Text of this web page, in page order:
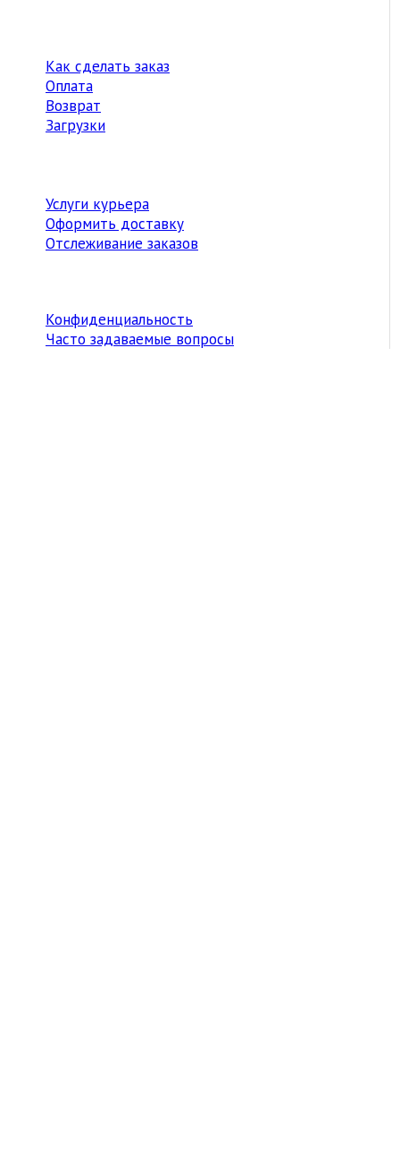
Как сделать заказ
Оплата
Возврат
Загрузки
Услуги курьера
Оформить доставку
Отслеживание заказов
Конфиденциальность
Часто задаваемые вопросы